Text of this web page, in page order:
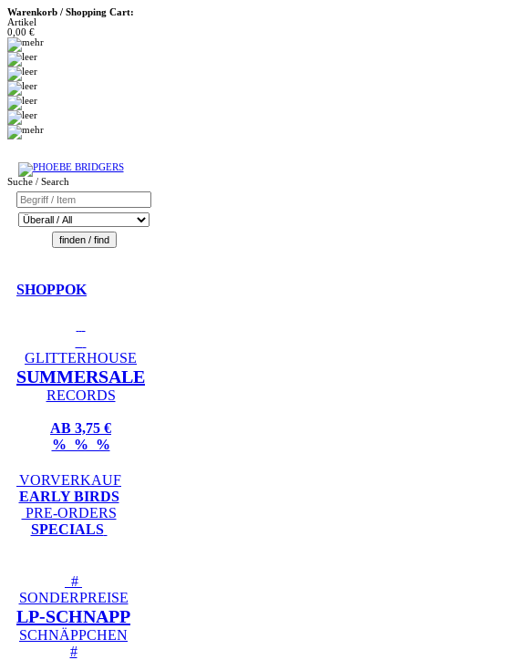
Warenkorb / Shopping Cart:
Artikel
0,00 €
Suche / Search
SHOPPOK
GLITTERHOUSE
SUMMERSALE
RECORDS
AB 3,75 €
% % %
VORVERKAUF
EARLY BIRDS
PRE-ORDERS
SPECIALS
#
SONDERPREISE
LP-SCHNAPP
SCHNÄPPCHEN
#